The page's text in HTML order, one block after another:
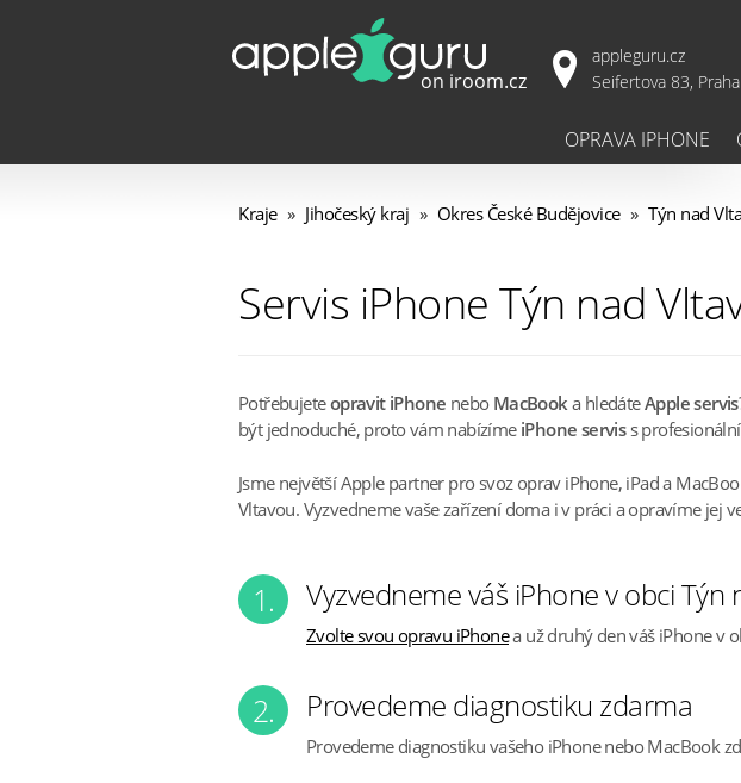
appleguru.cz
Seifertova 83,
OPRAVA IPHONE
Kraje » Jihočeský kraj » Okres České Budějovice » Týn nad
Servis iPhone Týn nad
Potřebujeteopravit iPhone neboMacBooka hledáteApple servis
být jednoduché, proto vám nabízímeiPhone serviss
Jsme největší Apple partner pro svoz oprav iPhone, iPad a
Vltavou. Vyzvedneme vaše zařízení doma i v práci a opravíme jej
1. Vyzvedneme váš iPhone v obci Týn
Zvolte svou opravu iPhonea už druhý den váš iPhone v
2. Provedeme diagnostiku zdarma
Provedeme diagnostiku vašeho iPhone nebo MacBook